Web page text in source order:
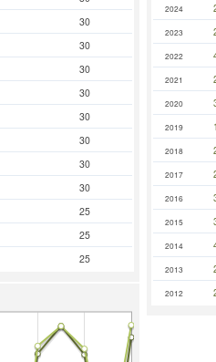
2024
2023
2022
2021
2020
2019
2018
2017
2016
2015
2014
2013
2012
30
30
30
30
30
30
30
30
25
25
25